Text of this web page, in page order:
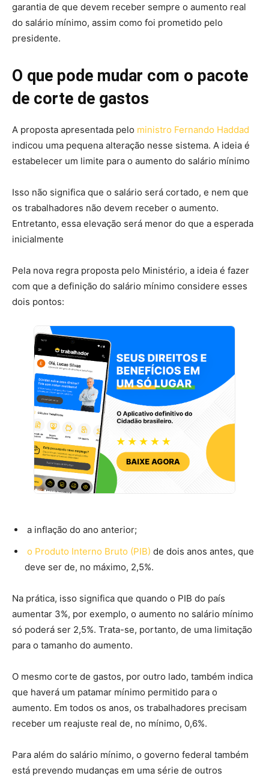
garantia de que devem receber sempre o aumento real
do salário mínimo, assim como foi prometido pelo
presidente.
O que pode mudar com o pacote
de corte de gastos
A proposta apresentada pelo ministro Fernando Haddad
indicou uma pequena alteração nesse sistema. A ideia é
estabelecer um limite para o aumento do salário mínimo
Isso não significa que o salário será cortado, e nem que
os trabalhadores não devem receber o aumento.
Entretanto, essa elevação será menor do que a esperada
inicialmente
Pela nova regra proposta pelo Ministério, a ideia é fazer
com que a definição do salário mínimo considere esses
dois pontos:
a inflação do ano anterior;
o Produto Interno Bruto (PIB) de dois anos antes, que
deve ser de, no máximo, 2,5%.
Na prática, isso significa que quando o PIB do país
aumentar 3%, por exemplo, o aumento no salário mínimo
só poderá ser 2,5%. Trata-se, portanto, de uma limitação
para o tamanho do aumento.
O mesmo corte de gastos, por outro lado, também indica
que haverá um patamar mínimo permitido para o
aumento. Em todos os anos, os trabalhadores precisam
receber um reajuste real de, no mínimo, 0,6%.
Para além do salário mínimo, o governo federal também
está prevendo mudanças em uma série de outros